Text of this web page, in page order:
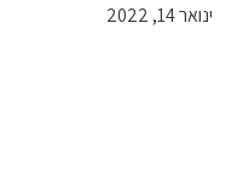
ינואר 14, 2022